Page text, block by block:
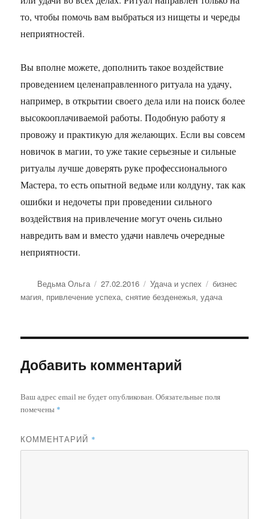
то, чтобы помочь вам выбраться из нищеты и череды
неприятностей.
Вы вполне можете, дополнить такое воздействие
проведением целенаправленного ритуала на удачу,
например, в открытии своего дела или на поиск более
высокооплачиваемой работы. Подобную работу я
провожу и практикую для желающих. Если вы совсем
новичок в магии, то уже такие серьезные и сильные
ритуалы лучше доверять руке профессионального
Мастера, то есть опытной ведьме или колдуну, так как
ошибки и недочеты при проведении сильного
воздействия на привлечение могут очень сильно
навредить вам и вместо удачи навлечь очередные
неприятности.
Автор
Ведьма Ольга Опубликовано
27.02.2016 Рубрики
Удача и успех Метки
бизнес
магия, привлечение успеха,снятие безденежья,удача
Добавить комментарий
Ваш адрес email не будет опубликован.Обязательные поля
помечены *
КОММЕНТАРИЙ *